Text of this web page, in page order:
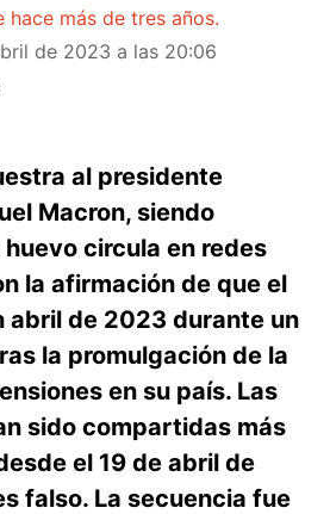
más de tres años.
de 2023 a las 20:06
al presidente
Macron, siendo
circula en redes
la afirmación de que el
abril de 2023 durante un
la promulgación de la
en su país. Las
sido compartidas más
el 19 de abril de
falso. La secuencia fue